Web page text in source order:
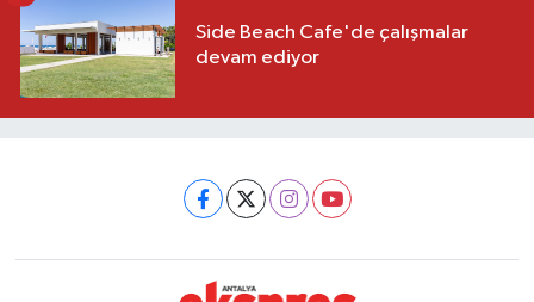
Side Beach Cafe'de çalışmalar
devam ediyor